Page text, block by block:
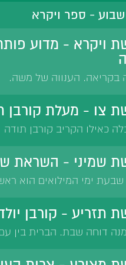
- ספר ויקרא
ויקרא - מדוע
הענווה של משה.
'ויקרא'.
צו - מעלת קורבן
כאילו הקריב קורבן תודה
במנחת שתי הלחם שבחג
שמיני - השראת
ימי המילואים הוא
תורה. להתקרב לקב"ה על
תזריע - קורבן
דוחה שבת. הברית בין
ביטול ברית מילה.